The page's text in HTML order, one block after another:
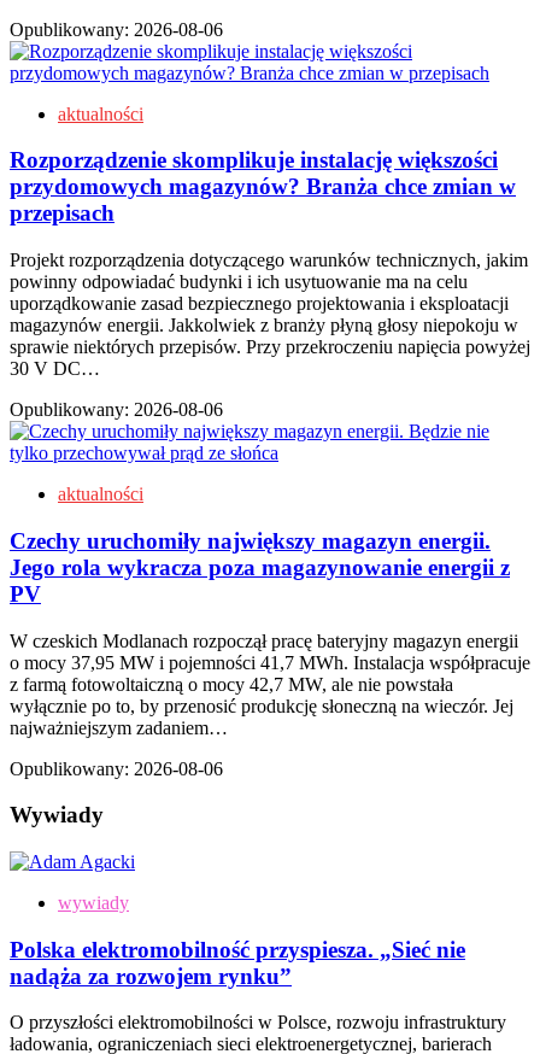
Opublikowany: 2026-08-06
aktualności
Rozporządzenie skomplikuje instalację większości
przydomowych magazynów? Branża chce zmian w
przepisach
Projekt rozporządzenia dotyczącego warunków technicznych, jakim
powinny odpowiadać budynki i ich usytuowanie ma na celu
uporządkowanie zasad bezpiecznego projektowania i eksploatacji
magazynów energii. Jakkolwiek z branży płyną głosy niepokoju w
sprawie niektórych przepisów. Przy przekroczeniu napięcia powyżej
30 V DC…
Opublikowany: 2026-08-06
aktualności
Czechy uruchomiły największy magazyn energii.
Jego rola wykracza poza magazynowanie energii z
PV
W czeskich Modlanach rozpoczął pracę bateryjny magazyn energii
o mocy 37,95 MW i pojemności 41,7 MWh. Instalacja współpracuje
z farmą fotowoltaiczną o mocy 42,7 MW, ale nie powstała
wyłącznie po to, by przenosić produkcję słoneczną na wieczór. Jej
najważniejszym zadaniem…
Opublikowany: 2026-08-06
Wywiady
wywiady
Polska elektromobilność przyspiesza. „Sieć nie
nadąża za rozwojem rynku”
O przyszłości elektromobilności w Polsce, rozwoju infrastruktury
ładowania, ograniczeniach sieci elektroenergetycznej, barierach